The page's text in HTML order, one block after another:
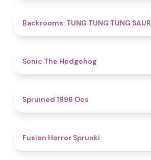
Backrooms: TUNG TUNG TUNG SAUR
Sonic The Hedgehog
Spruined 1996 Ocs​
Fusion Horror Sprunki